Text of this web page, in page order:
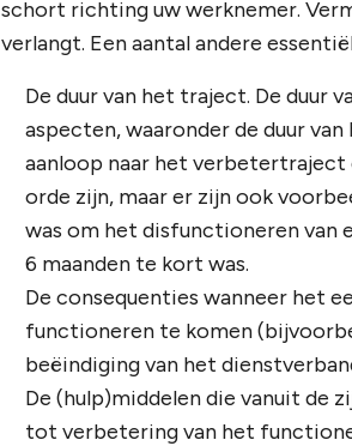
schort richting uw werknemer.
verlangt. Een aantal andere
De duur van het traject. De duur
aspecten, waaronder de duur
aanloop naar het verbetertraject
orde zijn, maar er zijn ook
was om het disfunctioneren van
6 maanden te kort was.
De consequenties wanneer het
functioneren te komen
beëindiging van het
De (hulp)middelen die vanuit de
tot verbetering van het